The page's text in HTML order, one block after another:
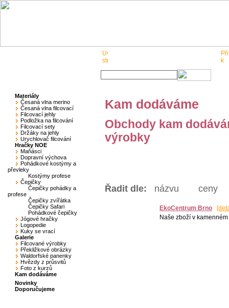
Materiály
Česaná vlna merino
Česaná vlna filcovací
Filcovací jehly
Podložka na filcování
Filcovací sety
Držáky na jehly
Urychlovač filcování
Hračky NOE
Maňásci
Dopravní výchova
Pohádkové kostýmy a
převleky
Kostýmy profese
Čepičky
Čepičky pohádky a
profese
Čepičky zvířátka
Čepičky Safari
Pohádkové čepičky
Jógové hračky
Logopedie
Kuky se vrací
Galerie
Filcované výrobky
Překližkové obrázky
Waldorfské panenky
Hvězdy z průsvitů
Foto z kurzů
Kam dodáváme
Novinky
Doporučujeme
Kam dodáváme
Obchody kam
výrobky
Řadit dle: názvu ceny
EkoCentrum Brno
Naše zboží v